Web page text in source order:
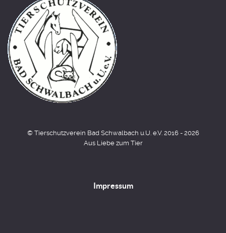
© Tierschutzverein Bad Schwalbach u.U. e.V. 2016 - 2026
Aus Liebe zum Tier
Impressum